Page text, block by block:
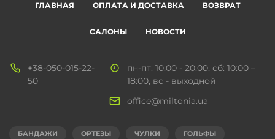
пн-пт: 10:00 - 20:00, сб: 10:00 –
18:00, вс - выходной
+38-050-015-22-
50
office@miltonia.ua
БАНДАЖИ ОРТЕЗЫ ЧУЛКИ ГОЛЬФЫ
ГЛАВНАЯ ОПЛАТА И ДОСТАВКА ВОЗВРАТ
САЛОНЫ НОВОСТИ